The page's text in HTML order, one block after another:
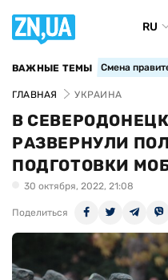
RU
ВАЖНЫЕ ТЕМЫ Смена
ГЛАВНАЯ УКРАИНА
В
РАЗВЕРНУЛИ
ПОДГОТОВКИ
30 октября, 2022, 21:08
Поделиться